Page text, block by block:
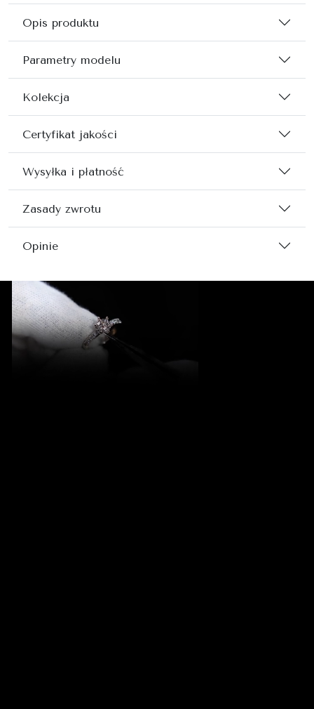
Opis produktu
Parametry modelu
Kolekcja
Certyfikat jakości
Wysyłka i płatność
Zasady zwrotu
Opinie